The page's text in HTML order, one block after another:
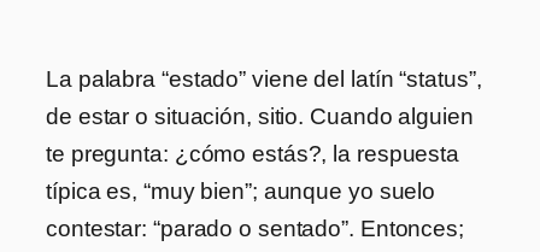
La palabra “estado” viene del latín “status”,
de estar o situación, sitio. Cuando alguien
te pregunta: ¿cómo estás?, la respuesta
típica es, “muy bien”; aunque yo suelo
contestar: “parado o sentado”. Entonces;